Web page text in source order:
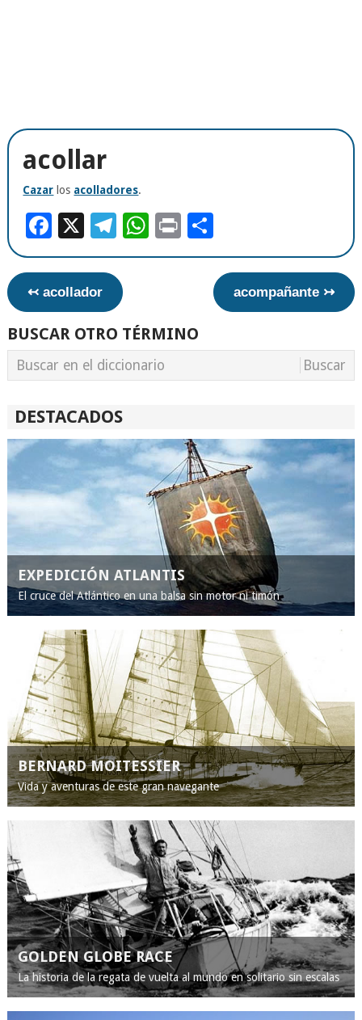
acollar
Cazar los acolladores.
Facebook
X Telegram
WhatsApp
Print
↢ acollador acompañante ↣
BUSCAR OTRO TÉRMINO
DESTACADOS
EXPEDICIÓN ATLANTIS
El cruce del Atlántico en una balsa sin motor ni timón
BERNARD MOITESSIER
Vida y aventuras de este gran navegante
GOLDEN GLOBE RACE
La historia de la regata de vuelta al mundo en solitario sin escalas